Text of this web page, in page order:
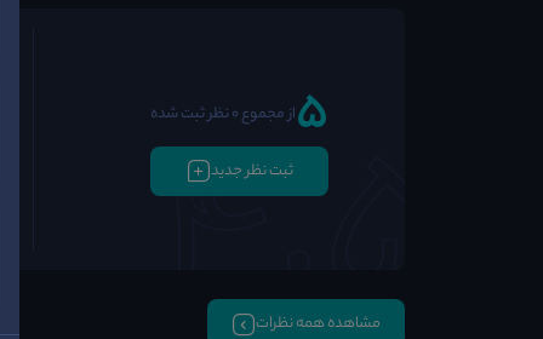
5از مجموع 0 نظر ثبت شده
ثبت نظر جدید
مشاهده همه نظرات